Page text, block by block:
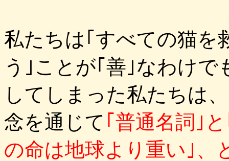
私たちは｢すべての猫を
う｣ことが｢善｣なわけで
してしまった私たちは
念を通じて ｢普通名詞｣
の命は地球より重い｣、